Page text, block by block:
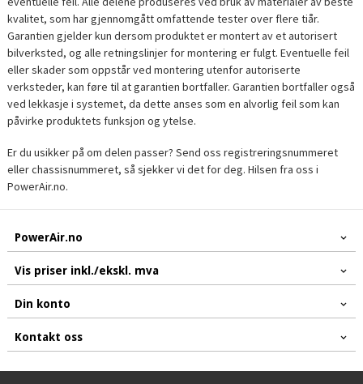
kvalitet, som har gjennomgått omfattende tester over flere tiår.
Garantien gjelder kun dersom produktet er montert av et autorisert
bilverksted, og alle retningslinjer for montering er fulgt. Eventuelle feil
eller skader som oppstår ved montering utenfor autoriserte
verksteder, kan føre til at garantien bortfaller. Garantien bortfaller også
ved lekkasje i systemet, da dette anses som en alvorlig feil som kan
påvirke produktets funksjon og ytelse.
Er du usikker på om delen passer? Send oss registreringsnummeret
eller chassisnummeret, så sjekker vi det for deg. Hilsen fra oss i
PowerAir.no.
PowerAir.no
Vis priser inkl./ekskl. mva
Din konto
Kontakt oss